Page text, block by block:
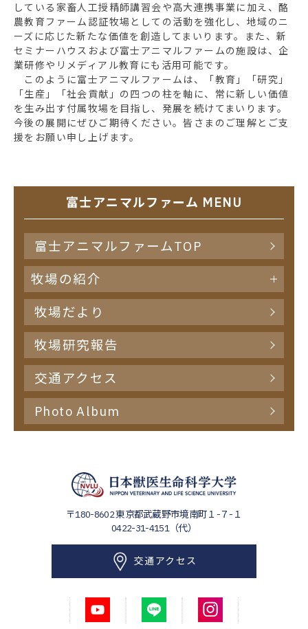
している家畜人工授精師講習会や高大連携事業に加え、酪
農教育ファーム認証牧場としての活動を強化し、地域のニ
ーズに応じた新たな価値を創造してまいります。また、新
セミナーハウスおよび富士アニマルファームの施設は、企
業研修やリメディアル教育にも活用可能です。
このように富士アニマルファームは、「教育」「研究」
「生産」「社会貢献」の四つの柱を軸に、常に新しい価値
を生み出す付属牧場を目指し、発展を続けてまいります。
今後の展開にぜひご期待ください。皆さまのご理解とご支
援をお願い申し上げます。
富士アニマルファーム MENU
富士アニマルファームTOP
牧場の紹介
牧場だより
牧場研究報告
交通アクセス
Photo Album
〒180-8602東京都武蔵野市境南町１-７-１
0422-31-4151（代）
交通アクセス